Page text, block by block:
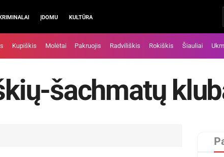
ĮDOMU KULTŪRA
Kupiškis Molėtai Pakruojis Radviliškis Rokiškis Šiauliai
šachmatų